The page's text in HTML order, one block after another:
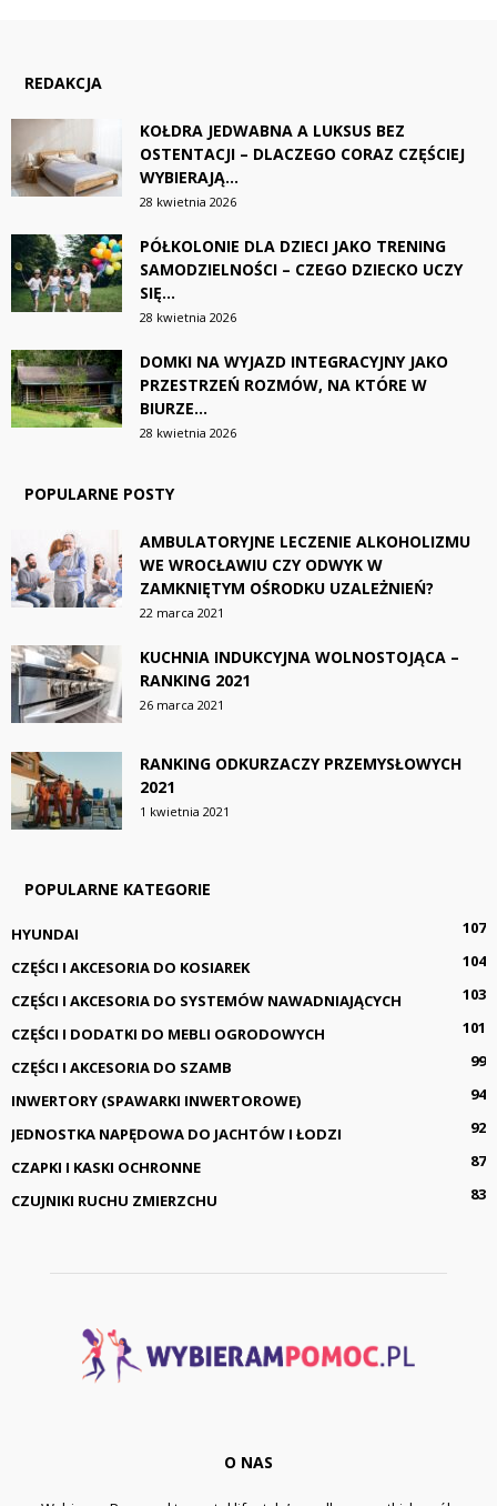
REDAKCJA
KOŁDRA JEDWABNA A LUKSUS BEZ
OSTENTACJI – DLACZEGO CORAZ CZĘŚCIEJ
WYBIERAJĄ...
28 kwietnia 2026
PÓŁKOLONIE DLA DZIECI JAKO TRENING
SAMODZIELNOŚCI – CZEGO DZIECKO UCZY
SIĘ...
28 kwietnia 2026
DOMKI NA WYJAZD INTEGRACYJNY JAKO
PRZESTRZEŃ ROZMÓW, NA KTÓRE W
BIURZE...
28 kwietnia 2026
POPULARNE POSTY
AMBULATORYJNE LECZENIE ALKOHOLIZMU
WE WROCŁAWIU CZY ODWYK W
ZAMKNIĘTYM OŚRODKU UZALEŻNIEŃ?
22 marca 2021
KUCHNIA INDUKCYJNA WOLNOSTOJĄCA –
RANKING 2021
26 marca 2021
RANKING ODKURZACZY PRZEMYSŁOWYCH
2021
1 kwietnia 2021
POPULARNE KATEGORIE
HYUNDAI
107
CZĘŚCI I AKCESORIA DO KOSIAREK
104
CZĘŚCI I AKCESORIA DO SYSTEMÓW NAWADNIAJĄCYCH
103
CZĘŚCI I DODATKI DO MEBLI OGRODOWYCH
101
CZĘŚCI I AKCESORIA DO SZAMB
99
INWERTORY (SPAWARKI INWERTOROWE)
94
JEDNOSTKA NAPĘDOWA DO JACHTÓW I ŁODZI
92
CZAPKI I KASKI OCHRONNE
87
CZUJNIKI RUCHU ZMIERZCHU
83
O NAS